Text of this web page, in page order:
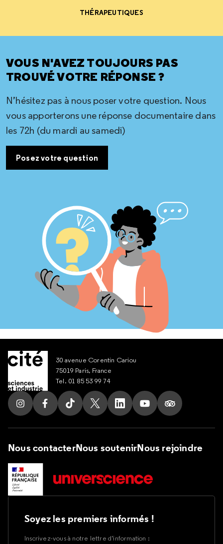
THÉRAPEUTIQUES
VOUS N'AVEZ TOUJOURS PAS
TROUVÉ VOTRE RÉPONSE ?
N’hésitez pas à nous poser votre question. Nous
vous apporterons une réponse documentaire dans
les 72h (du mardi au samedi)
Posez votre question
30 avenue Corentin Cariou
75019 Paris, France
Tel. 01 85 53 99 74
Suivez nous sur Instagram
Suivez nous sur Facebook
Suivez nous sur Tik Tok
Suivez nous sur X
Suivez nous sur LinkedIn
Suivez nous sur
Suivez nous
Nous contacterNous soutenirNous rejoindre
Soyez les premiers informés !
Inscrivez-vous à notre lettre d’information :